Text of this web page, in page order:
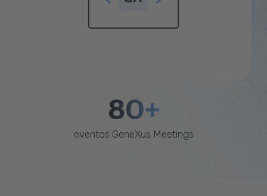
80+
eventos GeneXus Meetings